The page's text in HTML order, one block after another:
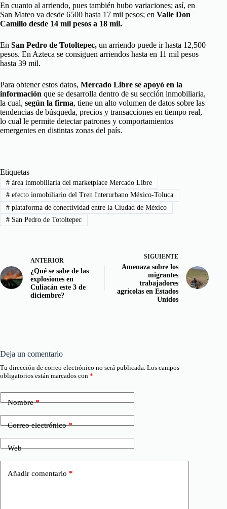
En cuanto al arriendo, pues también hubo variaciones; así, en
San Mateo va desde 6500 hasta 17 mil pesos; en Valle Don
Camillo desde 14 mil pesos a 18 mil.
En San Pedro de Totoltepec, un arriendo puede ir hasta 12,500
pesos. En Azteca se consiguen arriendos hasta en 11 mil pesos
hasta 39 mil.
Para obtener estos datos, Mercado Libre se apoyó en la
información que se desarrolla dentro de su sección inmobiliaria,
la cual, según la firma, tiene un alto volumen de datos sobre las
tendencias de búsqueda, precios y transacciones en tiempo real,
lo cual le permite detectar patrones y comportamientos
emergentes en distintas zonas del país.
Etiquetas
#área inmobiliaria del marketplace Mercado Libre
#efecto inmobiliario del Tren Interurbano México-Toluca
#plataforma de conectividad entre la Ciudad de México
#San Pedro de Totoltepec
ANTERIOR
¿Qué se sabe de las
explosiones en
Culiacán este 3 de
diciembre?
SIGUIENTE
Amenaza sobre los
migrantes
trabajadores
agrícolas en Estados
Unidos
Deja un comentario
Tu dirección de correo electrónico no será publicada. Los campos
obligatorios están marcados con *
Nombre*
Correo electrónico*
Web
Añadir comentario *